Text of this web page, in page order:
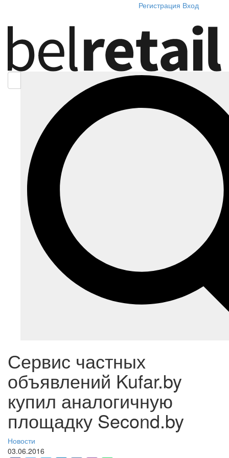
Регистрация Вход
Сервис частных
объявлений Kufar.by
купил аналогичную
площадку Second.by
Новости
03.06.2016